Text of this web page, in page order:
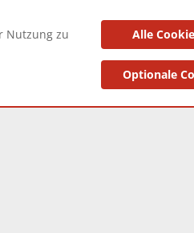
Nutzung zu Alle
Optionale